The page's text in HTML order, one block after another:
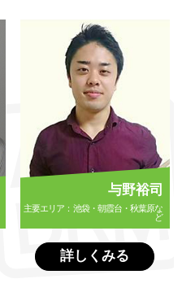
与野裕司
主要エリア：池袋・朝霞台・秋葉原な
ど
詳しくみる